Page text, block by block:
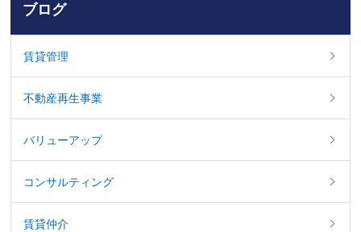
ブログ
賃貸管理
不動産再生事業
バリューアップ
コンサルティング
賃貸仲介